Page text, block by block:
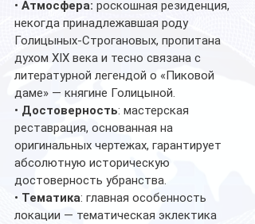
• Атмосфера: роскошная резиденция,
некогда принадлежавшая роду
Голицыных-Строгановых, пропитана
духом XIX века и тесно связана с
литературной легендой о «Пиковой
даме» — княгине Голицыной.
• Достоверность: мастерская
реставрация, основанная на
оригинальных чертежах, гарантирует
абсолютную историческую
достоверность убранства.
• Тематика: главная особенность
локации — тематическая эклектика